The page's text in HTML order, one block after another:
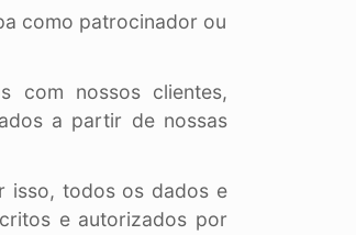
como patrocinador ou
com nossos clientes,
a partir de nossas
isso, todos os dados e
e autorizados por